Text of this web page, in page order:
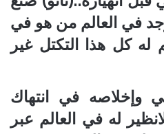
في العالم من هو في
كل هذا التكتل غير
وإخلاصه في انتهاك
له في العالم عبر